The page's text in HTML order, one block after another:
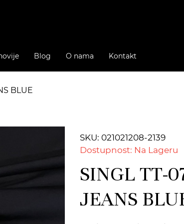
Blog O nama Kontakt
BLUE
SKU: 021021208-2139
Dostupnost: Na Lageru
SINGL TT-
JEANS